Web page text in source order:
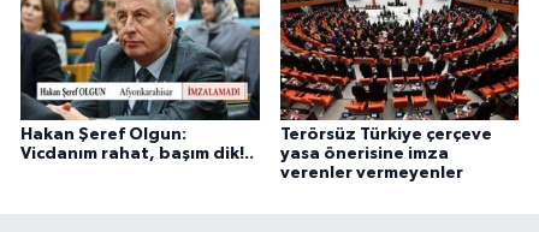
Hakan Şeref Olgun:
Vicdanım rahat, başım dik!..
Terörsüz Türkiye çerçeve
yasa önerisine imza
verenler vermeyenler